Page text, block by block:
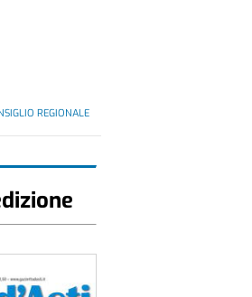
REGIONALE